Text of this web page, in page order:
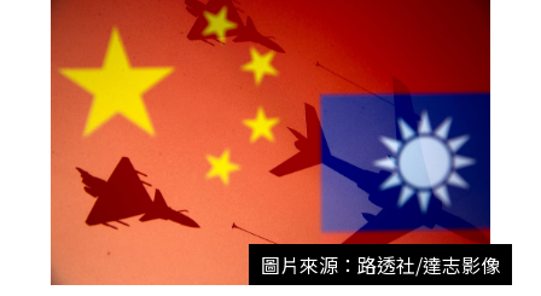
圖片來源：路透社/達志影像